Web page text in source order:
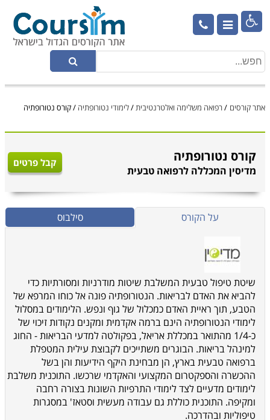

אתר קורסים /רפואה משלימה ואלטרנטיבית/לימודי נטורופתיה /קורס נטורופתיה
קורס נטורופתיה
מדיסין המכללה לרפואה טבעית
קבל פרטים
על הקורס סילבוס
שיטת טיפול טבעית המשלבת שיטות מודרניות ומסורתיות כדי
להביא את האדם לבריאות. הנטורופתיה פונה אל כוחו המרפא של
הטבע, תוך ראיית האדם כמכלול של גוף ונפש. הלימודים במסלול
לימודי הנטורופתיה הינם ברמה אקדמית ומקנים נקודות זיכוי של
כ-1/4 מהתואר במכללת אריאל, בפקולטה למדעי הבריאות - החוג
למינהל בריאות. הבוגרים משתייכים לקבוצת עילית המטפלת
ברפואה טבעית בארץ, הן מבחינת היקף הידיעות והן בשל
ההכשרה והספקטרום המקצועי והאקדמי שרכשו. התוכנית משלבת
לימודים מדעיים לצד לימודי התרפיות השונות בצורה רחבה
ומקיפה. התוכנית כוללת גם עבודה מעשית וסטאז' במסגרות
טיפוליות ובהדרכה.